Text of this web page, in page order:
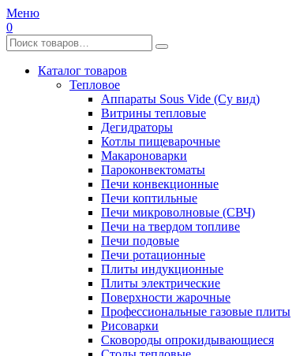
Меню
0
Каталог товаров
Тепловое
Аппараты Sous Vide (Су вид)
Витрины тепловые
Дегидраторы
Котлы пищеварочные
Макароноварки
Пароконвектоматы
Печи конвекционные
Печи коптильные
Печи микроволновые (СВЧ)
Печи на твердом топливе
Печи подовые
Печи ротационные
Плиты индукционные
Плиты электрические
Поверхности жарочные
Профессиональные газовые плиты
Рисоварки
Сковороды опрокидывающиеся